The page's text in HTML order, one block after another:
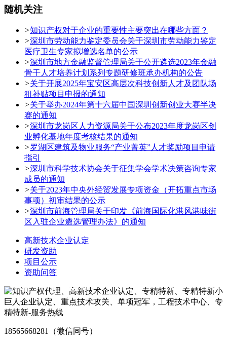
随机关注
>知识产权对于企业的重要性主要突出在哪些方面？
>深圳市劳动能力鉴定委员会关于深圳市劳动能力鉴定
医疗卫生专家拟增选名单的公示
>深圳市地方金融监督管理局关于公开遴选2023年金融
骨干人才培养计划系列专题研修班承办机构的公告
>关于开展2025年宝安区高层次科技创新人才及团队场
租补贴项目申报的通知
>关于举办2024年第十六届中国深圳创新创业大赛半决
赛的通知
>深圳市龙岗区人力资源局关于公布2023年度龙岗区创
业孵化基地年度考核结果的通知
>罗湖区建筑及物业服务“产业菁英”人才奖励项目申请
指引
>深圳市科学技术协会关于征集学会学术决策咨询专家
成员的通知
>关于2023年中央外经贸发展专项资金（开拓重点市场
事项）初审结果的公示
>深圳市前海管理局关于印发《前海国际化港风港味街
区入驻企业遴选管理办法》的通知
高新技术企业认定
研发资助
项目公示
资助问答
18565668281（微信同号）